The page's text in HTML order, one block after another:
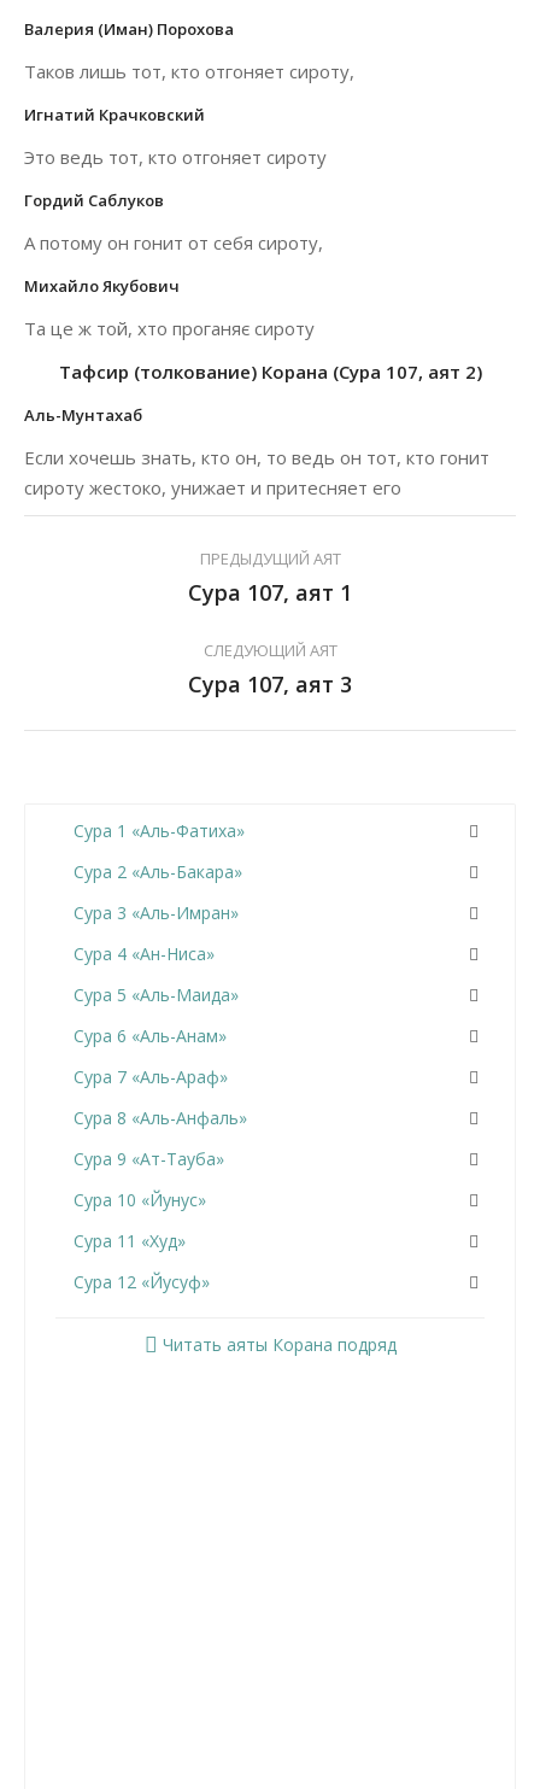
Валерия (Иман) Порохова
Таков лишь тот, кто отгоняет сироту,
Игнатий Крачковский
Это ведь тот, кто отгоняет сироту
Гордий Саблуков
А потому он гонит от себя сироту,
Михайло Якубович
Та це ж той, хто проганяє сироту
Тафсир (толкование) Корана (Сура 107, аят 2)
Аль-Мунтахаб
Если хочешь знать, кто он, то ведь он тот, кто гонит
сироту жестоко, унижает и притесняет его
ПРЕДЫДУЩИЙ АЯТ
Сура 107, аят 1
СЛЕДУЮЩИЙ АЯТ
Сура 107, аят 3
Сура 1 «Аль-Фатиха»
Сура 2 «Аль-Бакара»
Сура 3 «Аль-Имран»
Сура 4 «Ан-Ниса»
Сура 5 «Аль-Маида»
Сура 6 «Аль-Анам»
Сура 7 «Аль-Араф»
Сура 8 «Аль-Анфаль»
Сура 9 «Ат-Тауба»
Сура 10 «Йунус»
Сура 11 «Худ»
Сура 12 «Йусуф»
Читать аяты Корана подряд